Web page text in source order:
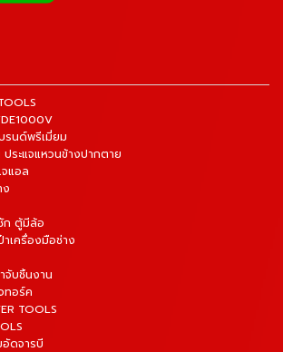
รนด์พรีเมี่ยม
ระแจแหวนข้างปากตาย
จแอล
ก ตู้มีล้อ
าเครื่องมือช่าง
จับชิ้นงาน
ทอร์ค
TOOLS
ดจารบี